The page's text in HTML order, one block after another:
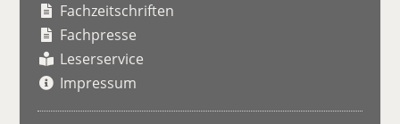
Fachzeitschriften
Fachpresse
Leserservice
Impressum